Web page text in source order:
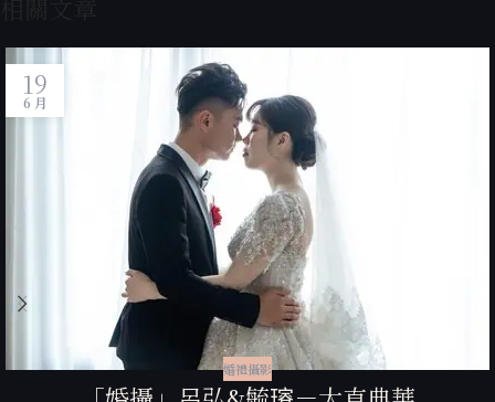
19
6 月
婚禮攝影